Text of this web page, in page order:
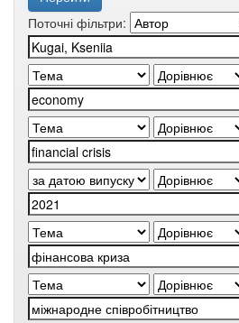
Поточні фільтри: